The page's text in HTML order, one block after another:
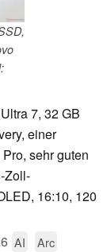
7, 32 GB
einer
sehr guten
Zoll-
16:10, 120
AI
Arc